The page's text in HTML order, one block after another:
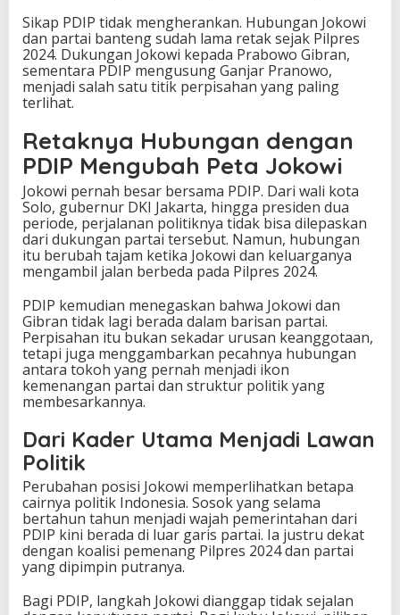
Sikap PDIP tidak mengherankan. Hubungan Jokowi
dan partai banteng sudah lama retak sejak Pilpres
2024. Dukungan Jokowi kepada Prabowo Gibran,
sementara PDIP mengusung Ganjar Pranowo,
menjadi salah satu titik perpisahan yang paling
terlihat.
Retaknya Hubungan dengan
PDIP Mengubah Peta Jokowi
Jokowi pernah besar bersama PDIP. Dari wali kota
Solo, gubernur DKI Jakarta, hingga presiden dua
periode, perjalanan politiknya tidak bisa dilepaskan
dari dukungan partai tersebut. Namun, hubungan
itu berubah tajam ketika Jokowi dan keluarganya
mengambil jalan berbeda pada Pilpres 2024.
PDIP kemudian menegaskan bahwa Jokowi dan
Gibran tidak lagi berada dalam barisan partai.
Perpisahan itu bukan sekadar urusan keanggotaan,
tetapi juga menggambarkan pecahnya hubungan
antara tokoh yang pernah menjadi ikon
kemenangan partai dan struktur politik yang
membesarkannya.
Dari Kader Utama Menjadi Lawan
Politik
Perubahan posisi Jokowi memperlihatkan betapa
cairnya politik Indonesia. Sosok yang selama
bertahun tahun menjadi wajah pemerintahan dari
PDIP kini berada di luar garis partai. Ia justru dekat
dengan koalisi pemenang Pilpres 2024 dan partai
yang dipimpin putranya.
Bagi PDIP, langkah Jokowi dianggap tidak sejalan